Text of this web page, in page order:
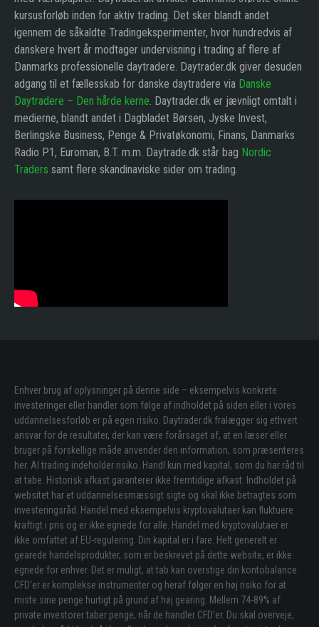
kursusforløb inden for aktiv trading. Det sker blandt andet
igennem de såkaldte Tradingeksperimenter, hvor hundredvis af
danskere hvert år modtager undervisning i trading af flere af
Danmarks professionelle daytradere. Daytrader.dk giver desuden
adgang til et fællesskab for danske daytradere via Danske
Daytradere – Den hårde kerne. Daytrader.dk er jævnligt omtalt i
medierne, blandt andet i Dagbladet Børsen, Jyske Invest,
Berlingske Business, Penge & Privatøkonomi, Finans, Danmarks
Radio P1, Euroman, B.T. m.m. Daytrade.dk står bag Nordic
Traders samt flere skandinaviske sider om trading.
Enhver brug af oplysninger på denne side – eksempelvis konkrete
investeringer eller handler som følge af indholdet på siden eller i vores
uddannelsesforløb er på egen risiko. Daytrader.dk fralægger sig ethvert
ansvar for de resultater, der kan være forårsaget af, at en læser eller
bruger på forskellige måde anvender den information, som præsenteres
her. Al trading indeholder risiko. Handl kun med kapital, som du har råd til
at tabe. Historisk afkast garanterer ikke fremtidige afkast. Indholdet på
websitet har et uddannelsesmæssigt sigte og skal ikke betragtes som
investeringsråd. Handel med eksempelvis kryptovalutaer kan fluktuere
kraftigt i pris og er ikke egnede for alle. Handel med kryptovalutaer er
ikke omfattet af EU-regulering. Din kapital er i fare. Helt generelt er
gearede handelsprodukter, som er beskrevet på dette website, er ikke
egnede for enhver. Det er muligt, at tab kan overstige din kontobalance.
CFD’er er komplekse instrumenter og heraf følger en høj risiko for at
miste sine penge hurtigt på grund af høj gearing. Mellem 74-89% af
private investorer taber penge, når de handler CFD’er. Du skal overveje,